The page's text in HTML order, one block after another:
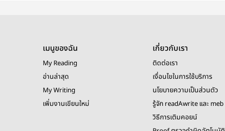
เมนูของฉัน
My Reading
อ่านล่าสุด
My Writing
เพิ่มงานเขียนใหม่
เกี่ยวกับเรา
ติดต่อเรา
เงื่อนไขในการใช้บริการ
นโยบายความเป็นส่วนตัว
รู้จัก readAwrite และ meb
วิธีการเติมคอยน์